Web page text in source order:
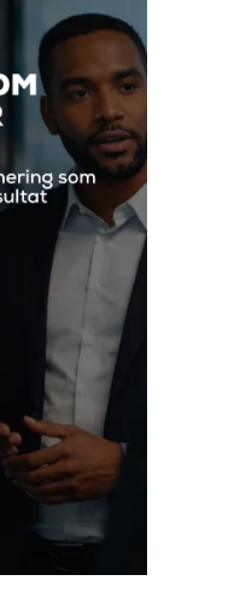
Många vill bli